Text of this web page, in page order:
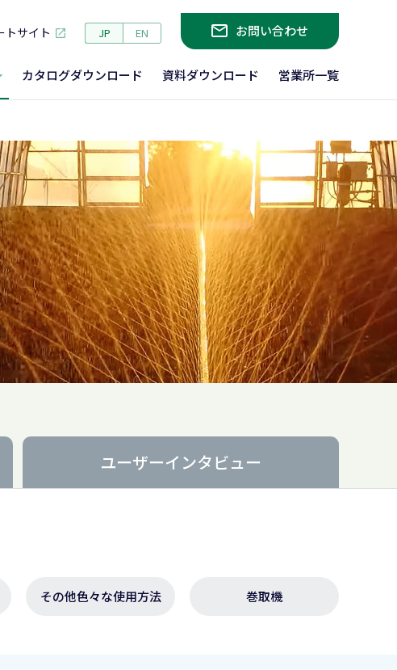
お問い合わせ
カタログダウンロード 資料ダウンロード 営業所一覧
トサイト JP EN
ユーザーインタビュー
その他色々な使用方法 巻取機